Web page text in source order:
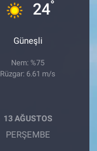
24°
Güneşli
Nem: %75
Rüzgar: 6.61 m/s
13 AĞUSTOS
PERŞEMBE